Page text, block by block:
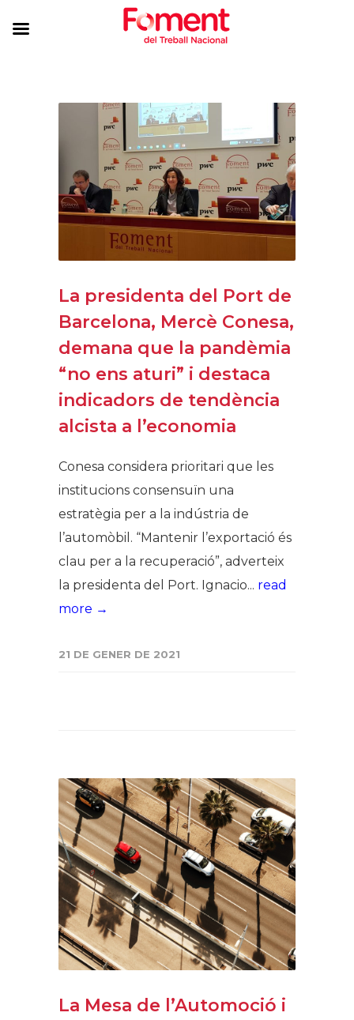
La presidenta del Port de
Barcelona, Mercè Conesa,
demana que la pandèmia
“no ens aturi” i destaca
indicadors de tendència
alcista a l’economia
Conesa considera prioritari que les
institucions consensuïn una
estratègia per a la indústria de
l’automòbil. “Mantenir l’exportació és
clau per a la recuperació”, adverteix
la presidenta del Port. Ignacio... read
more →
21 DE GENER DE 2021
La Mesa de l’Automoció i